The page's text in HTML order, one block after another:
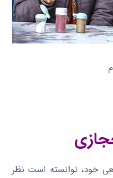
خود، توانسته است نظر